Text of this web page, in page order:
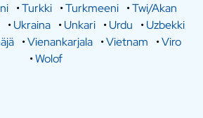
•Turkki •Turkmeeni •Twi/Akan
•Ukraina •Unkari •Urdu •Uzbekki
•Vienankarjala •Vietnam •Viro
•Wolof